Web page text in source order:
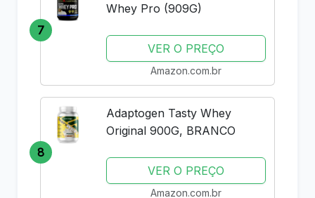
7
Whey Pro (909G)
VER O PREÇO
Amazon.com.br
8
Adaptogen Tasty Whey
Original 900G, BRANCO
VER O PREÇO
Amazon.com.br